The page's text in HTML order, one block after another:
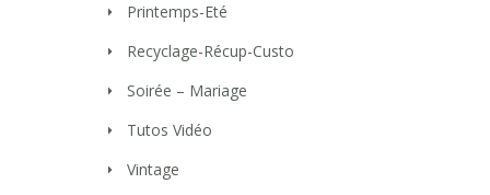
Printemps-Eté
Recyclage-Récup-Custo
Soirée – Mariage
Tutos Vidéo
Vintage